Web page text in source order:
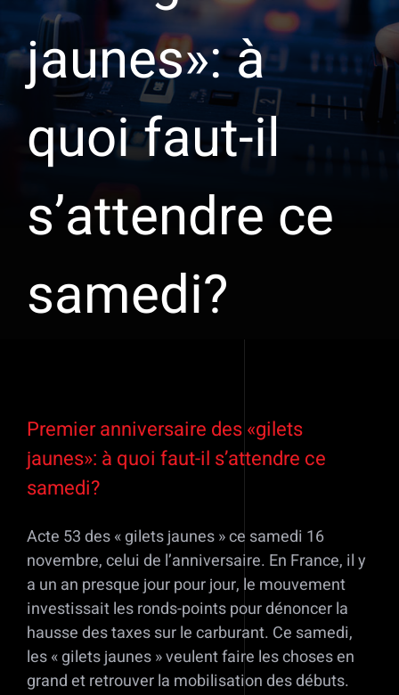
jaunes»: à
quoi faut-il
s’attendre ce
samedi?
l'image
agrandie
Premier anniversaire des «gilets
jaunes»: à quoi faut-il s’attendre ce
samedi?
Acte 53 des « gilets jaunes » ce samedi 16
novembre, celui de l’anniversaire. En France, il y
a un an presque jour pour jour, le mouvement
investissait les ronds-points pour dénoncer la
hausse des taxes sur le carburant. Ce samedi,
les « gilets jaunes » veulent faire les choses en
grand et retrouver la mobilisation des débuts.